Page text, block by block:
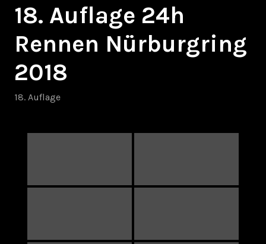
18. Auflage 24h
Rennen Nürburgring
2018
18. Auflage